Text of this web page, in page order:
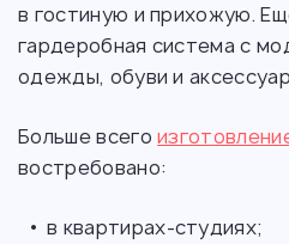
в гостиную и прихожую.
гардеробная система с
одежды, обуви и
Больше всего
востребовано:
в квартирах-студиях;